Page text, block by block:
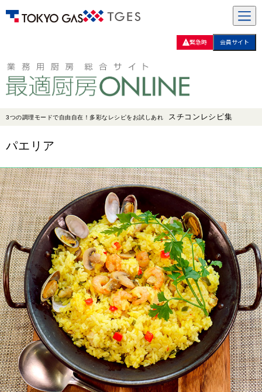
緊急時 会員サイト
3つの調理モードで自由自在！多彩なレシピをお試しあれ スチコンレシピ集
パエリア